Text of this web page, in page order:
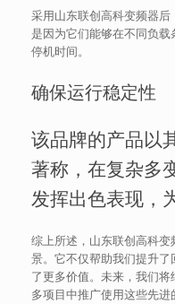
采用山东联创高科变频器
是因为它们能够在不同负
停机时间。
确保运行稳定性
该品牌的产品以
著称，在复杂多
发挥出色表现，
综上所述，山东联创高科
景。它不仅帮助我们提升
了更多价值。未来，我们
多项目中推广使用这些先进